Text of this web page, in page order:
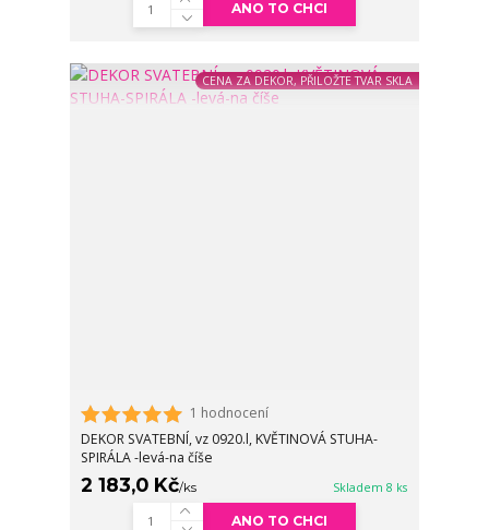
ANO TO CHCI
CENA ZA DEKOR, PŘILOŽTE TVAR SKLA
1 hodnocení
DEKOR SVATEBNÍ, vz 0920.l, KVĚTINOVÁ STUHA-
SPIRÁLA -levá-na číše
2 183,0 Kč/ks Skladem 8 ks
ANO TO CHCI